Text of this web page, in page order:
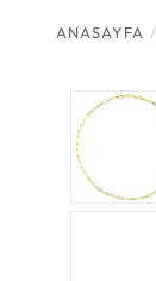
ANASAYFA